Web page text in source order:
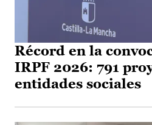
Récord en la
IRPF 2026: 791
entidades sociales